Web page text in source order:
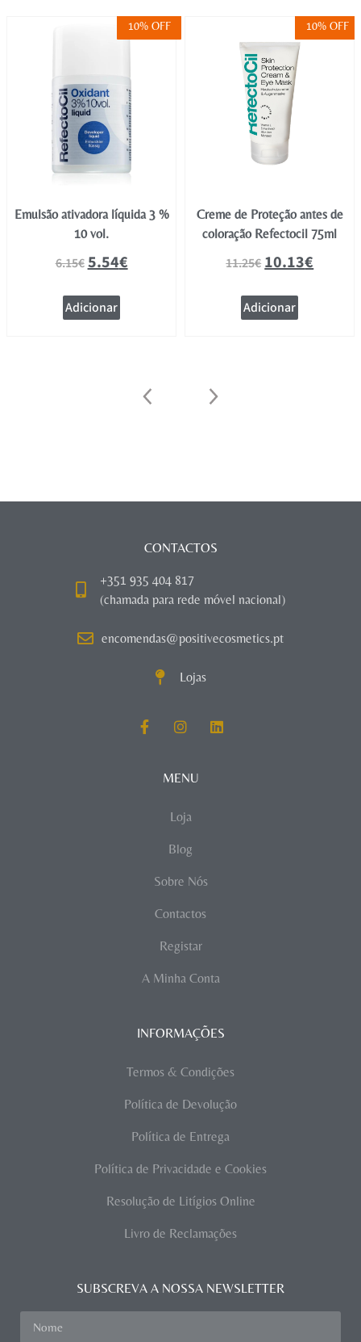
10% OFF
Emulsão ativadora líquida 3 %
10 vol.
6.15€5.54€
Adicionar
10% OFF
Creme de Proteção antes de
coloração Refectocil 75ml
11.25€10.13€
Adicionar
CONTACTOS
+351 935 404 817
(chamada para rede móvel nacional)
encomendas@positivecosmetics.pt
Lojas
MENU
Loja
Blog
Sobre Nós
Contactos
Registar
A Minha Conta
INFORMAÇÕES
Termos & Condições
Política de Devolução
Política de Entrega
Política de Privacidade e Cookies
Resolução de Litígios Online
Livro de Reclamações
SUBSCREVA A NOSSA NEWSLETTER